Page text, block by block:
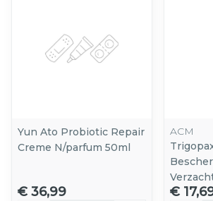
Yun Ato Probiotic Repair
Creme N/parfum 50ml
€ 36,99
ACM
€